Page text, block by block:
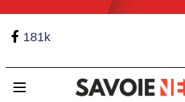
181k
Open main menu